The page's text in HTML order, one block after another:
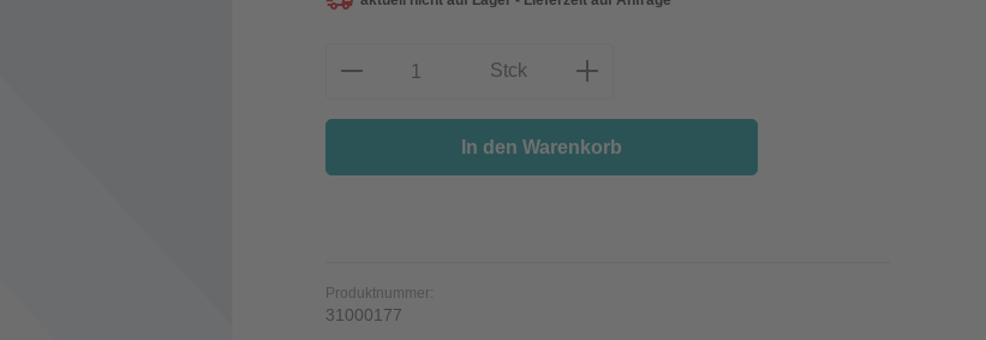
Produkt Anzahl: Gib den gewünschten Wert ein
Stck
In den Warenkorb
Produktnummer:
31000177